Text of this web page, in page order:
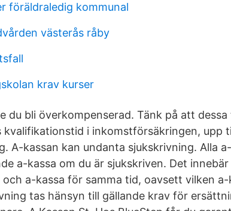
föräldraledig kommunal
västerås råby
krav kurser
du bli överkompenserad. Tänk på att
i inkomstförsäkringen, upp
A-kassan kan undanta sjukskrivning. Alla
a-kassa om du är sjukskriven. Det
och a-kassa för samma tid, oavsett vilken
tas hänsyn till gällande krav för